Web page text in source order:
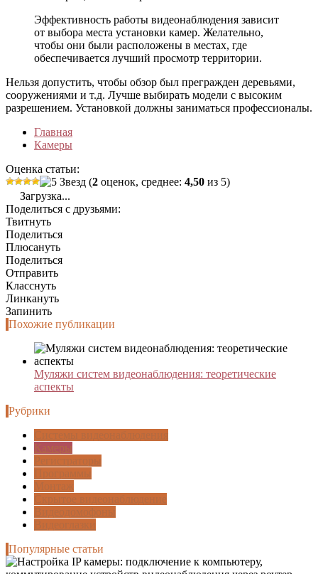
Эффективность работы видеонаблюдения зависит
от выбора места установки камер. Желательно,
чтобы они были расположены в местах, где
обеспечивается лучший просмотр территории.
Нельзя допустить, чтобы обзор был прегражден деревьями,
сооружениями и т.д. Лучше выбирать модели с высоким
разрешением. Установкой должны заниматься профессионалы.
Главная
Камеры
Оценка статьи:
(2 оценок, среднее: 4,50 из 5)
Загрузка...
Поделиться с друзьями:
Твитнуть
Поделиться
Плюсануть
Поделиться
Отправить
Класснуть
Линкануть
Запинить
Похожие публикации
Муляжи систем видеонаблюдения: теоретические
аспекты
Рубрики
Системы видеонаблюдения
Камеры
Регистраторы
Программы
Монтаж
Cкрытое видеонаблюдение
Видеодомофоны
Видеоглазки
Популярные статьи